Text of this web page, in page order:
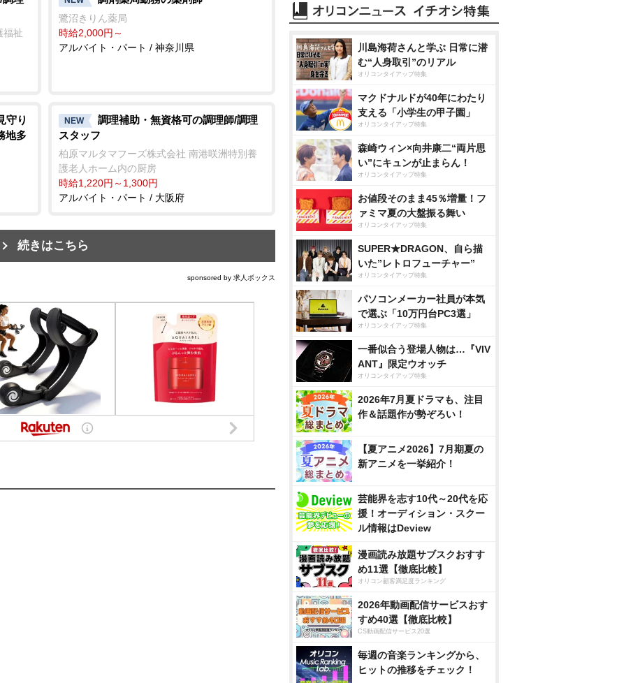
福祉
鷺沼きりん薬局
時給2,000円～
アルバイト・パート / 神奈川県
守り
地多
NEW
調理補助・無資格可の調理師/調理
スタッフ
柏原マルタマフーズ株式会社 南港咲洲特別養
護老人ホーム内の厨房
時給1,220円～1,300円
アルバイト・パート / 大阪府
続きはこちら
sponsored by 求人ボックス
川島海荷さんと学ぶ 日常に潜
む“人身取引”のリアル
オリコンタイアップ特集
マクドナルドが40年にわたり
支える「小学生の甲子園」
オリコンタイアップ特集
森崎ウィン×向井康二“両片思
い”にキュンが止まらん！
オリコンタイアップ特集
お値段そのまま45％増量！フ
ァミマ夏の大盤振る舞い
オリコンタイアップ特集
SUPER★DRAGON、自ら描
いた”レトロフューチャー”
オリコンタイアップ特集
パソコンメーカー社員が本気
で選ぶ「10万円台PC3選」
オリコンタイアップ特集
一番似合う登場人物は…『VIV
ANT』限定ウオッチ
オリコンタイアップ特集
2026年7月夏ドラマも、注目
作＆話題作が勢ぞろい！
【夏アニメ2026】7月期夏の
新アニメを一挙紹介！
芸能界を志す10代～20代を応
援！オーディション・スクー
ル情報はDeview
漫画読み放題サブスクおすす
め11選【徹底比較】
オリコン顧客満足度ランキング
2026年動画配信サービスおす
すめ40選【徹底比較】
CS動画配信サービス20選
毎週の音楽ランキングから、
ヒットの推移をチェック！